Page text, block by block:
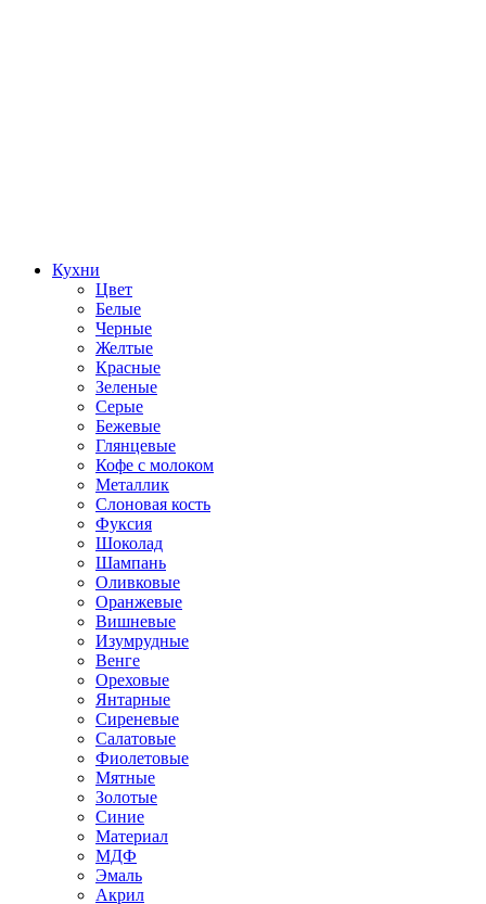
Кухни
Цвет
Белые
Черные
Желтые
Красные
Зеленые
Серые
Бежевые
Глянцевые
Кофе с молоком
Металлик
Слоновая кость
Фуксия
Шоколад
Шампань
Оливковые
Оранжевые
Вишневые
Изумрудные
Венге
Ореховые
Янтарные
Сиреневые
Салатовые
Фиолетовые
Мятные
Золотые
Синие
Материал
МДФ
Эмаль
Акрил